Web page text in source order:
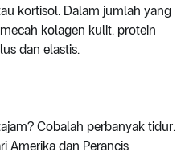
kortisol. Dalam jumlah yang
kolagen kulit, protein
dan elastis.
Cobalah perbanyak tidur.
Amerika dan Perancis